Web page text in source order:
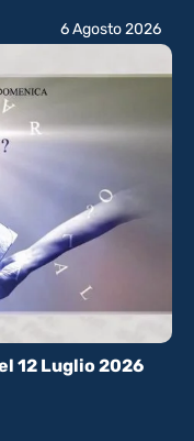
12 Luglio 2026
6 Agosto 2026